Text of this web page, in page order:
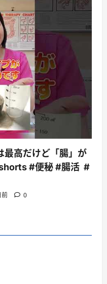
最高だけど「腸」が
#便秘 #腸活 #
前 0